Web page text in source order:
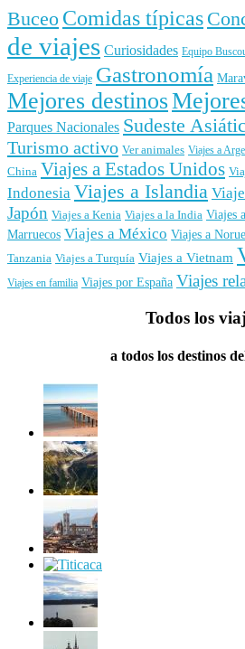
Buceo Comidas típicas
de viajes Curiosidades Equipo
Experiencia de viaje Gastronomía
Mejores destinos
Parques Nacionales Sudeste
Turismo activo Ver animales Viajes a
China Viajes a Estados Unidos
Indonesia Viajes a Islandia
Japón Viajes a Kenia Viajes a la India Viajes
Marruecos Viajes a México Viajes a
Tanzania Viajes a Turquía Viajes a Vietnam
Viajes en familia Viajes por España Viajes
Todos los
a todos los destinos